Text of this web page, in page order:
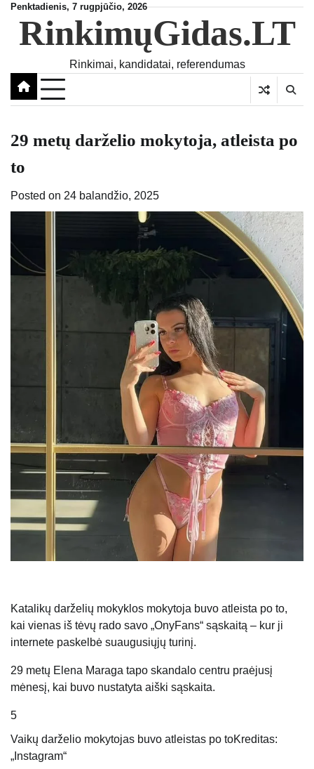
Skip
content
Penktadienis, 7 rugpjūčio, 2026
RinkimųGidas.LT
Rinkimai, kandidatai, referendumas
29 metų darželio mokytoja, atleista po
to
Posted on 24 balandžio, 2025
Katalikų darželių mokyklos mokytoja buvo atleista po to,
kai vienas iš tėvų rado savo „OnyFans“ sąskaitą – kur ji
internete paskelbė suaugusiųjų turinį.
29 metų Elena Maraga tapo skandalo centru praėjusį
mėnesį, kai buvo nustatyta aiški sąskaita.
5
Vaikų darželio mokytojas buvo atleistas po toKreditas:
„Instagram“